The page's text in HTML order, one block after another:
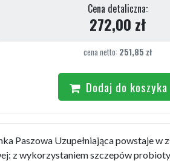
Cena detaliczna:
272,00 zł
cena netto: 251,85 zł
Dodaj do koszyka
Paszowa Uzupełniająca powstaje w
z wykorzystaniem szczepów